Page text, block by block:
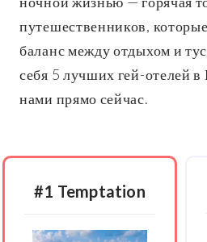
путешественников,
баланс между отдыхом и
себя 5 лучших гей-отелей в
нами прямо сейчас.
#1 Temptation